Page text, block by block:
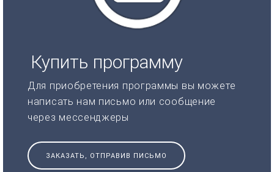
Купить программу
Для приобретения программы вы можете
написать нам письмо или сообщение
через мессенджеры
ЗАКАЗАТЬ, ОТПРАВИВ ПИСЬМО